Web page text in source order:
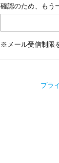
確認のため、もう
※メール受信制限
プラ